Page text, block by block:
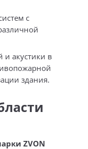
с
и акустики в
здания.
ZVON